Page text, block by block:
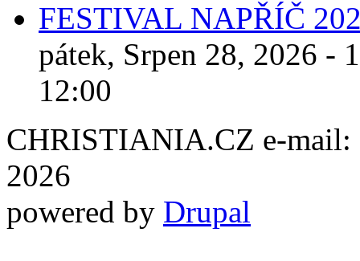
FESTIVAL NAPŘÍČ
pátek, Srpen 28, 2026 -
12:00
CHRISTIANIA.CZ e-mail:
2026
powered by Drupal